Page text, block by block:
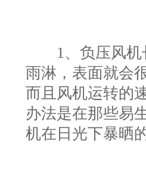
1、负压风机
雨淋，表面就会
而且风机运转的
办法是在那些易
机在日光下暴晒